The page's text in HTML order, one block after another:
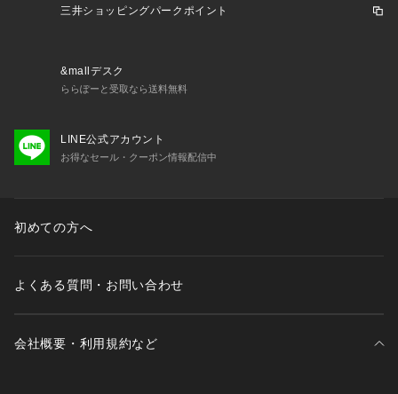
三井ショッピングパークポイント
&mallデスク
ららぽーと受取なら送料無料
LINE公式アカウント
お得なセール・クーポン情報配信中
初めての方へ
よくある質問・お問い合わせ
会社概要・利用規約など